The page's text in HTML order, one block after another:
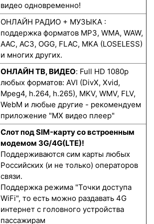
видео одновременно!
ОНЛАЙН РАДИО + МУЗЫКА :
поддержка форматов MP3, WMA, WAW,
AAC, AC3, OGG, FLAC, MKA (LOSELESS)
и многих других.
ОНЛАЙН ТВ, ВИДЕО: Full HD 1080p
любых форматов: AVI (DivX, Xvid,
Mpeg4, h.264, h.265), MKV, WMV, FLV,
WebM и любые другие - рекомендуем
приложение "MX видео плеер"
Слот под SIM-карту со встроенным
модемом 3G/4G(LTE)!
Поддерживаются сим карты любых
Российских (и не только) операторов
связи.
Поддержка режима "Точки доступа
WiFi", то есть можно раздавать 4G
интернет с головного устройства
пассажирам